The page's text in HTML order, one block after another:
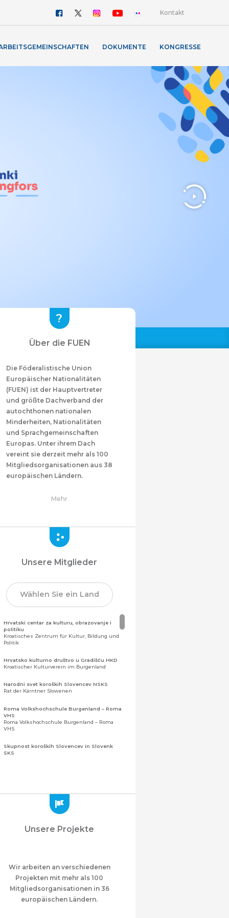
Kontakt
DOKUMENTE KONGRESSE
Über die FUEN
Die Föderalistische Union
Europäischer Nationalitäten
(FUEN) ist der Hauptvertreter
und größte Dachverband der
autochthonen nationalen
Minderheiten, Nationalitäten
und Sprachgemeinschaften
Europas. Unter ihrem Dach
vereint sie derzeit mehr als 100
Mitgliedsorganisationen aus 38
europäischen Ländern.
Mehr
Unsere Mitglieder
Wählen Sie ein Land
Hrvatski centar za kulturu, obrazovanje i
politiku
Kroatisches Zentrum für Kultur, Bildung und
Politik
Hrvatsko kulturno društvo u Gradišću HKD
Kroatischer Kulturverein im Burgenland
Narodni svet koroških Slovencev NSKS
Rat der Kärntner Slowenen
Roma Volkshochschule Burgenland – Roma
VHS
Roma Volkshochschule Burgenland – Roma
VHS
Skupnost koroških Slovencev in Slovenk
SKS
Montenegrinische Gemeinschaft in Albanien
Mazedonischer Verein "Ilinden" – Tirana
Meshet Türkleri Cemiyeti Azerbaycan’da
“VATAN”
"Vatan" Öffentliche Union der in
Aserbaidschan lebenden Ahiska-Türken
Unsere Projekte
Wir arbeiten an verschiedenen
Projekten mit mehr als 100
Mitgliedsorganisationen in 36
europäischen Ländern.